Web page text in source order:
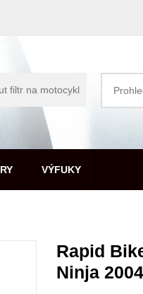
filtr na motocykl
VÝFUKY
Rapid
Ninja